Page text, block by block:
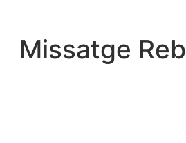
contingut
Missatge